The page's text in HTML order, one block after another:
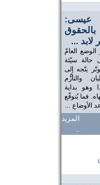
لابد ...
العامّ
حالة سيّئة
يتّجه إلى
والتأزُّم
وهو بداية
فما يُتوقّع
الأوضاع ...
المزيد
..